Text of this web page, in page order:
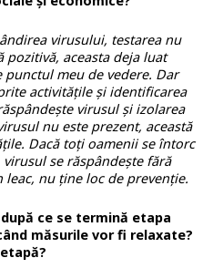
virusului, testarea nu
aceasta deja luat
punctul meu de vedere. Dar
activitățile și identificarea
virusul și izolarea
nu este prezent, această
Dacă toți oamenii se întorc
se răspândește fără
nu ține loc de prevenție.
ce se termină etapa
măsurile vor fi relaxate?